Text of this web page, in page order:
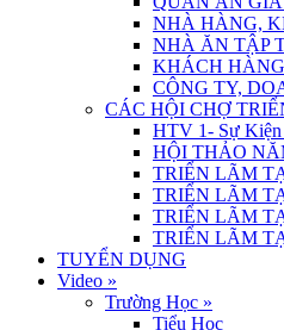
NHÀ HÀNG,
NHÀ ĂN TẬP
KHÁCH
CÔNG TY,
CÁC HỘI CHỢ
HTV 1- Sự
HỘI THẢO
TRIỂN LÃM
TRIỂN LÃM
TRIỂN LÃM
TRIỂN LÃM
TUYỂN DỤNG
Video »
Trường Học »
Tiểu Học